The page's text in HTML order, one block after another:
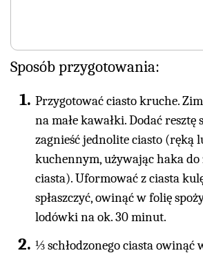
Sposób przygotowania:
Przygotować ciasto kruche.
na małe kawałki. Dodać resztę
zagnieść jednolite ciasto (ręką
kuchennym, używając haka
ciasta). Uformować z ciasta
spłaszczyć, owinąć w folię
lodówki na ok. 30 minut.
⅓ schłodzonego ciasta owinąć